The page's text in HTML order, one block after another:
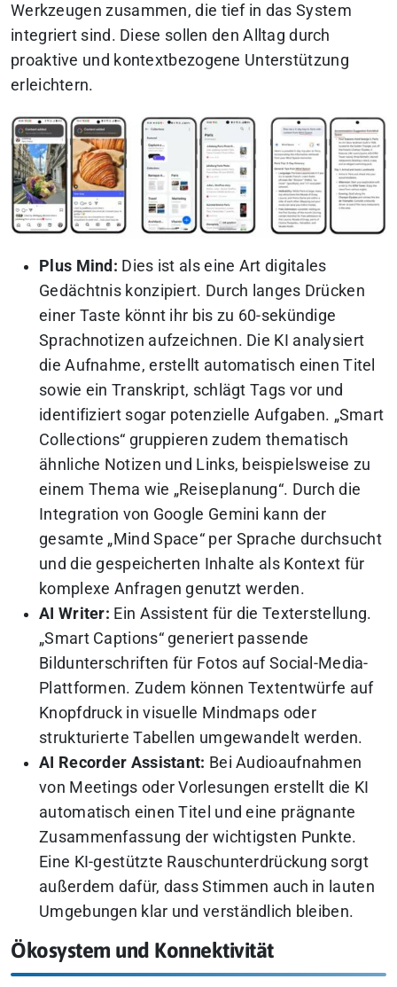
Werkzeugen zusammen, die tief in das System
integriert sind. Diese sollen den Alltag durch
proaktive und kontextbezogene Unterstützung
erleichtern.
Plus Mind: Dies ist als eine Art digitales
Gedächtnis konzipiert. Durch langes Drücken
einer Taste könnt ihr bis zu 60-sekündige
Sprachnotizen aufzeichnen. Die KI analysiert
die Aufnahme, erstellt automatisch einen Titel
sowie ein Transkript, schlägt Tags vor und
identifiziert sogar potenzielle Aufgaben. „Smart
Collections“ gruppieren zudem thematisch
ähnliche Notizen und Links, beispielsweise zu
einem Thema wie „Reiseplanung“. Durch die
Integration von Google Gemini kann der
gesamte „Mind Space“ per Sprache durchsucht
und die gespeicherten Inhalte als Kontext für
komplexe Anfragen genutzt werden.
AI Writer: Ein Assistent für die Texterstellung.
„Smart Captions“ generiert passende
Bildunterschriften für Fotos auf Social-Media-
Plattformen. Zudem können Textentwürfe auf
Knopfdruck in visuelle Mindmaps oder
strukturierte Tabellen umgewandelt werden.
AI Recorder Assistant: Bei Audioaufnahmen
von Meetings oder Vorlesungen erstellt die KI
automatisch einen Titel und eine prägnante
Zusammenfassung der wichtigsten Punkte.
Eine KI-gestützte Rauschunterdrückung sorgt
außerdem dafür, dass Stimmen auch in lauten
Umgebungen klar und verständlich bleiben.
Ökosystem und Konnektivität